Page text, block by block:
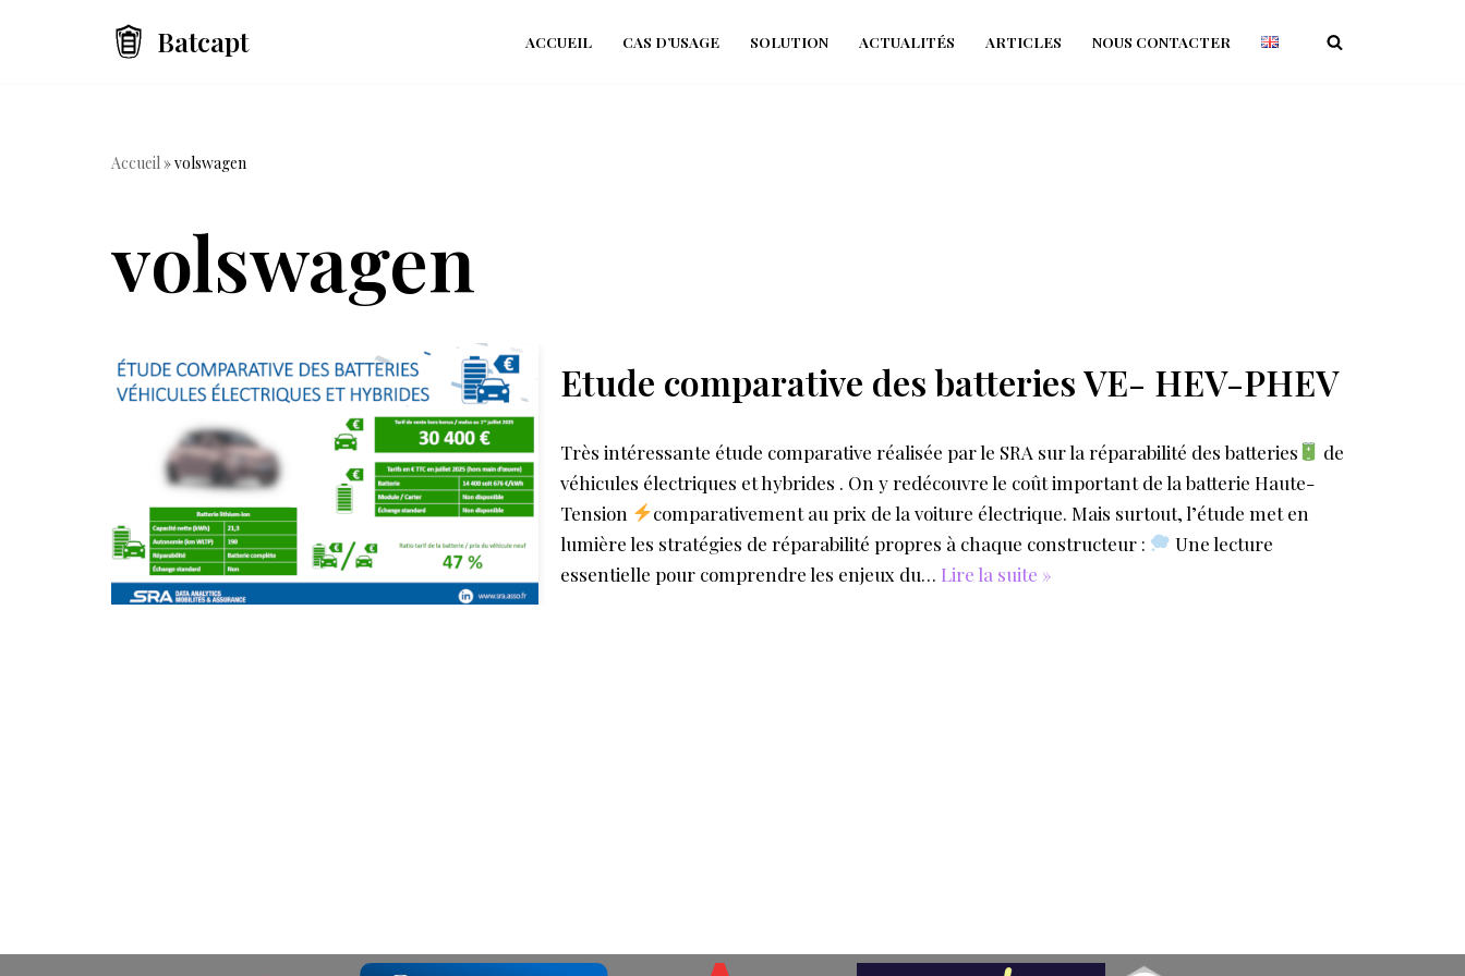
Batcapt ACCUEIL CAS D’USAGE SOLUTION ACTUALITÉS ARTICLES NOUS CONTACTER
Accueil»volswagen
volswagen
Etude comparative des batteries VE- HEV-PHEV
Très intéressante étude comparative réalisée par le SRA sur la réparabilité des batteries
de
véhicules électriques et hybrides . On y redécouvre le coût important de la batterie Haute-
Tension
comparativement au prix de la voiture électrique. Mais surtout, l’étude met en
lumière les stratégies de réparabilité propres à chaque constructeur :
Une lecture
essentielle pour comprendre les enjeux du… Lire la suite »